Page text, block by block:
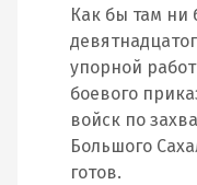
Как бы там ни
упорной
боевого
войск по
Большого
готов.